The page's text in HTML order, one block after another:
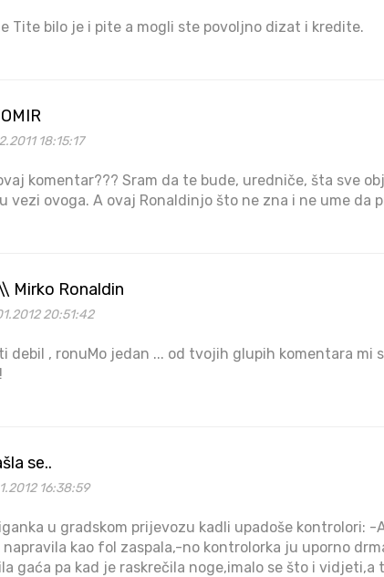
Tite bilo je i pite a mogli ste povoljno dizat i kredite.
18:15:17
komentar??? Sram da te bude, uredniče, šta sve
vezi ovoga. A ovaj Ronaldinjo što ne zna i ne ume da
Mirko Ronaldin
20:51:42
debil , ronuMo jedan ... od tvojih glupih komentara mi
se..
16:38:59
u gradskom prijevozu kadli upadoše kontrolori:
napravila kao fol zaspala,-no kontrolorka ju uporno
gaća pa kad je raskrečila noge,imalo se što i vidjeti,a